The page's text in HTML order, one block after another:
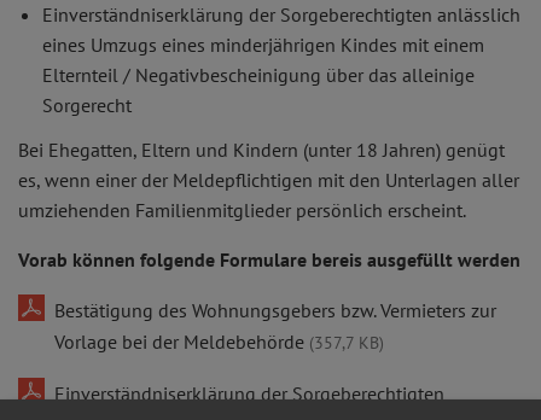
Einverständniserklärung der Sorgeberechtigten anlässlich
eines Umzugs eines minderjährigen Kindes mit einem
Elternteil / Negativbescheinigung über das alleinige
Sorgerecht
Bei Ehegatten, Eltern und Kindern (unter 18 Jahren) genügt
es, wenn einer der Meldepflichtigen mit den Unterlagen aller
umziehenden Familienmitglieder persönlich erscheint.
Vorab können folgende Formulare bereis ausgefüllt werden
Bestätigung des Wohnungsgebers bzw. Vermieters zur
Vorlage bei der Meldebehörde (357,7 KB)
Einverständniserklärung der Sorgeberechtigten